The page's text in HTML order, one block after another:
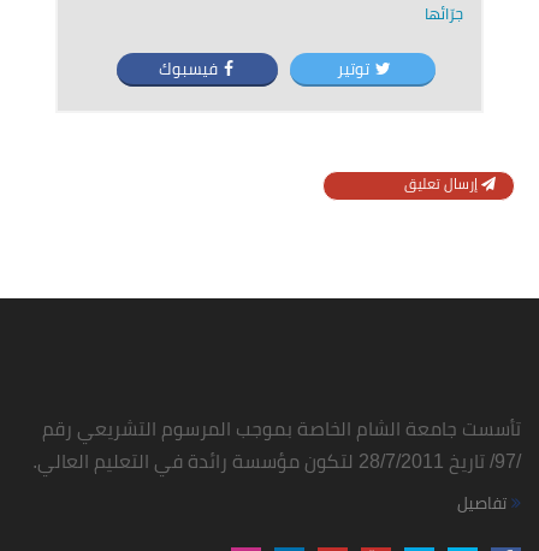
جرّائها
توتير فيسبوك
إرسال تعليق
تأسست جامعة الشام الخاصة بموجب المرسوم التشريعي رقم
/97/ تاريخ 28/7/2011 لتكون مؤسسة رائدة في التعليم العالي.
تفاصيل